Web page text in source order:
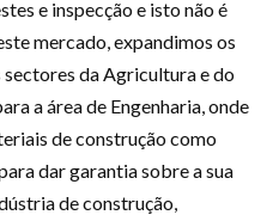
e inspecção e isto não é
mercado, expandimos os
sectores da Agricultura e do
a área de Engenharia, onde
de construção como
dar garantia sobre a sua
de construção,